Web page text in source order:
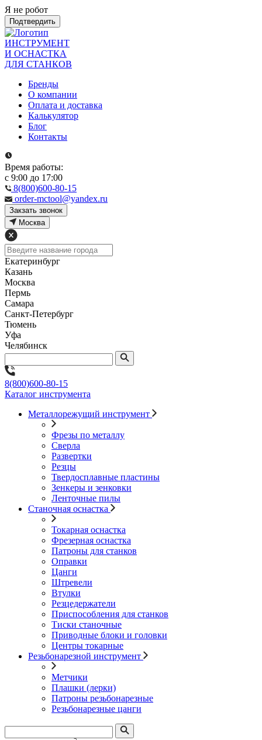
Я не робот
Подтвердить
ИНСТРУМЕНТ
И ОСНАСТКА
ДЛЯ СТАНКОВ
Бренды
О компании
Оплата и доставка
Калькулятор
Блог
Контакты
Время работы:
с 9:00 до 17:00
8(800)600-80-15
order-mctool@yandex.ru
Закзать звонок
Москва
Екатеринбург
Казань
Москва
Пермь
Самара
Санкт-Петербург
Тюмень
Уфа
Челябинск
8(800)600-80-15
Каталог инструмента
Металлорежущий инструмент
Фрезы по металлу
Сверла
Развертки
Резцы
Твердосплавные пластины
Зенкеры и зенковки
Ленточные пилы
Станочная оснастка
Токарная оснастка
Фрезерная оснастка
Патроны для станков
Оправки
Цанги
Штревели
Втулки
Резцедержатели
Приспособления для станков
Тиски станочные
Приводные блоки и головки
Центры токарные
Резьбонарезной инструмент
Метчики
Плашки (лерки)
Патроны резьбонарезные
Резьбонарезные цанги